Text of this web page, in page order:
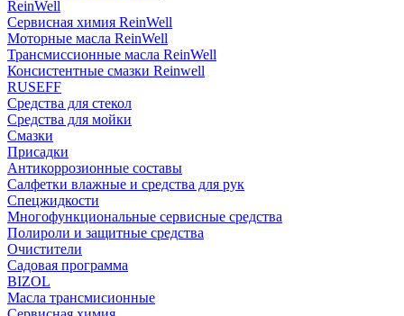
ReinWell
Сервисная химия ReinWell
Моторные масла ReinWell
Трансмиссионные масла ReinWell
Консистентные смазки Reinwell
RUSEFF
Средства для стекол
Средства для мойки
Смазки
Присадки
Антикоррозионные составы
Салфетки влажные и средства для рук
Спецжидкости
Многофункциональные сервисные средства
Полироли и защитные средства
Очистители
Садовая программа
BIZOL
Масла трансмисионные